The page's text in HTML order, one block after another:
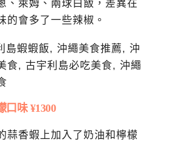
、萊姆、兩球白飯，差異在
的會多了一些辣椒。
口味 ¥1300
蒜香蝦上加入了奶油和檸檬